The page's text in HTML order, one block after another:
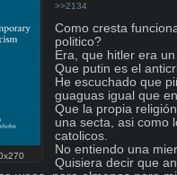
>>2134
Como cresta
politico?
Era, que hitler era
Que putin es el
He escuchado que
guaguas igual que
Que la propia
una secta, asi como
catolicos.
No entiendo una
Quisiera decir que